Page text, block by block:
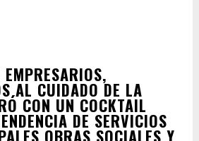
AL CUIDADO DE LA
CON UN COCKTAIL
DE SERVICIOS
OBRAS SOCIALES Y